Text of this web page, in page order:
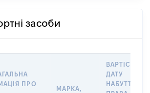
засоби
ПРО
МАРКА,
ВАРТІСТЬ НА
ДАТУ
НАБУТТЯ